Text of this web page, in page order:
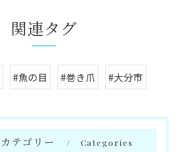
関連タグ
#魚の目 #巻き爪 #大分市
カテゴリー Categories